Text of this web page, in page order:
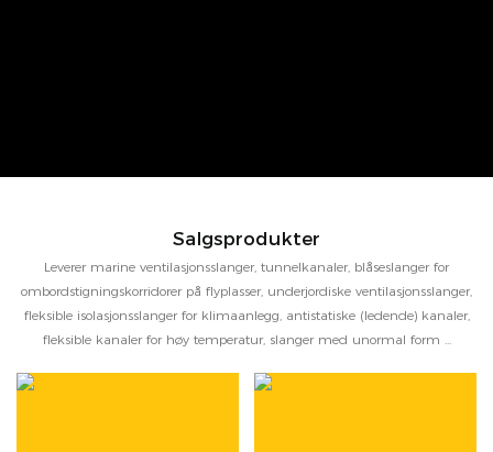
Salgsprodukter
Leverer marine ventilasjonsslanger, tunnelkanaler, blåseslanger for
ombordstigningskorridorer på flyplasser, underjordiske ventilasjonsslanger,
fleksible isolasjonsslanger for klimaanlegg, antistatiske (ledende) kanaler,
fleksible kanaler for høy temperatur, slanger med unormal form ...